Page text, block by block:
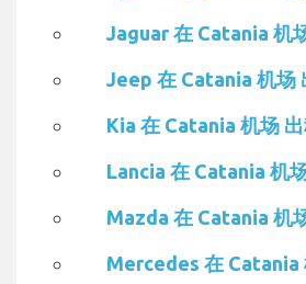
Jaguar 在 Catania 机
Jeep 在 Catania 机场
Kia 在 Catania 机场 出
Lancia 在 Catania 机
Mazda 在 Catania 机
Mercedes 在 Catania